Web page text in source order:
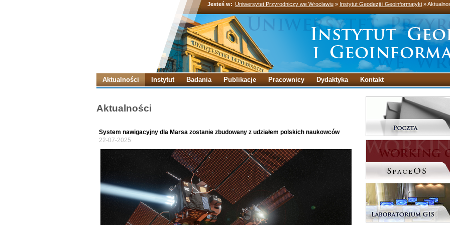
Jesteś w: Uniwersytet Przyrodniczy we Wrocławiu » Instytut Geodezji i Geoinformatyki »
Aktualności Instytut Badania Publikacje Pracownicy Dydaktyka Kontakt
Aktualności
System nawigacyjny dla Marsa zostanie zbudowany z udziałem polskich naukowców
22-07-2025